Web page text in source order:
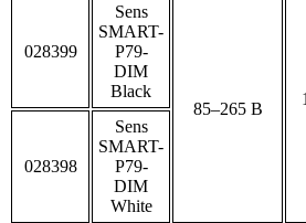
028399
Sens
SMART-
P79-
DIM
Black
85–265 В
028398
Sens
SMART-
P79-
DIM
White